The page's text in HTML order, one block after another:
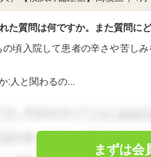
た質問は何ですか。また質問に
の頃入院して患者の辛さや苦し
:人と関わるの...
まずは会